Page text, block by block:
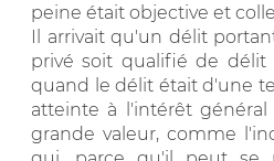
peine était objective et
Il arrivait qu'un délit
privé soit qualifié de délit
quand le délit était d'une
atteinte à l'intérêt
grande valeur, comme